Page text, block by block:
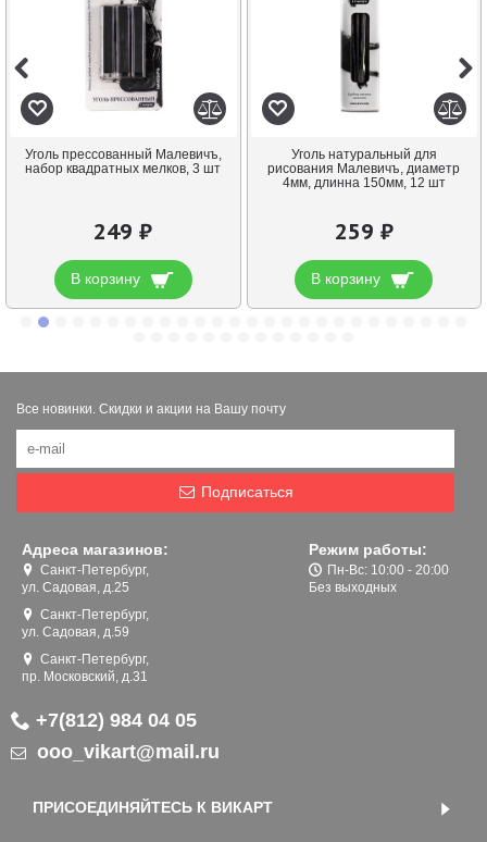
Уголь прессованный Малевичъ,
набор квадратных мелков, 3 шт
249 ₽
В корзину
Уголь натуральный для
рисования Малевичъ, диаметр
4мм, длинна 150мм, 12 шт
259 ₽
В корзину
Все новинки. Скидки и акции на Вашу почту
Подписаться
Адреса магазинов:
Санкт-Петербург,
ул. Садовая, д.25
Санкт-Петербург,
ул. Садовая, д.59
Санкт-Петербург,
пр. Московский, д.31
Режим работы:
Пн-Вс: 10:00 - 20:00
Без выходных
+7(812) 984 04 05
ooo_vikart@mail.ru
ПРИСОЕДИНЯЙТЕСЬ К ВИКАРТ